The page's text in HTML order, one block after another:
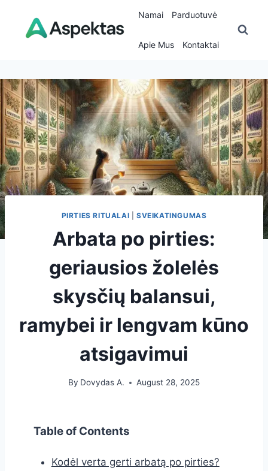
content
Namai Parduotuvė
Apie Mus Kontaktai
PIRTIES RITUALAI SVEIKATINGUMAS
Arbata po pirties:
geriausios žolelės
skysčių balansui,
ramybei ir lengvam kūno
atsigavimui
By Dovydas A. August 28, 2025
Table of Contents
Kodėl verta gerti arbatą po pirties?